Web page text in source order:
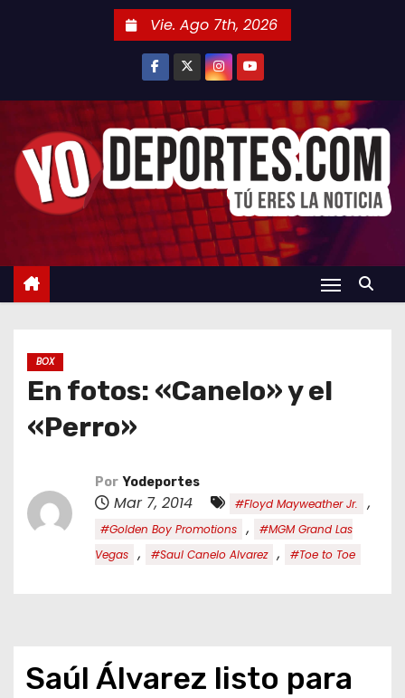
n
Vie. Ago 7th, 2026
BOX
En fotos: «Canelo» y el
«Perro»
Por Yodeportes
Mar 7, 2014 #Floyd Mayweather Jr. ,
#Golden Boy Promotions ,
#MGM Grand Las
Vegas
, #Saul Canelo Alvarez , #Toe to Toe
Saúl Álvarez listo para